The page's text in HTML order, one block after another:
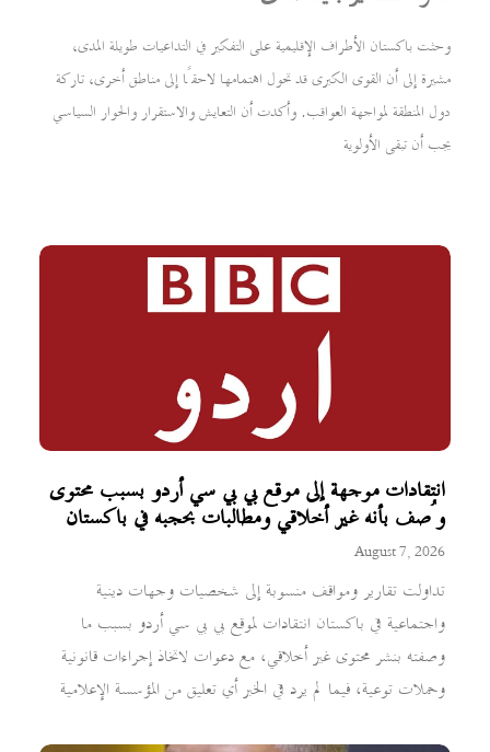
انتقادات موجهة إلى موقع بي بي سي أردو بسبب محتوى
وُصف بأنه غير أخلاقي ومطالبات بحجبه في باكستان
August 7, 2026
تداولت تقارير ومواقف منسوبة إلى شخصيات وجهات دينية
واجتماعية في باكستان انتقادات لموقع بي بي سي أردو بسبب ما
وصفته بنشر محتوى غير أخلاقي، مع دعوات لاتخاذ إجراءات قانونية
وحملات توعية، فيما لم يرد في الخبر أي تعليق من المؤسسة الإعلامية
وحثت باكستان الأطراف الإقليمية على التفكير في التداعيات طويلة المدى،
مشيرة إلى أن القوى الكبرى قد تحول اهتمامها لاحقًا إلى مناطق أخرى، تاركة
دول المنطقة لمواجهة العواقب. وأكدت أن التعايش والاستقرار والحوار السياسي
يجب أن تبقى الأولوية